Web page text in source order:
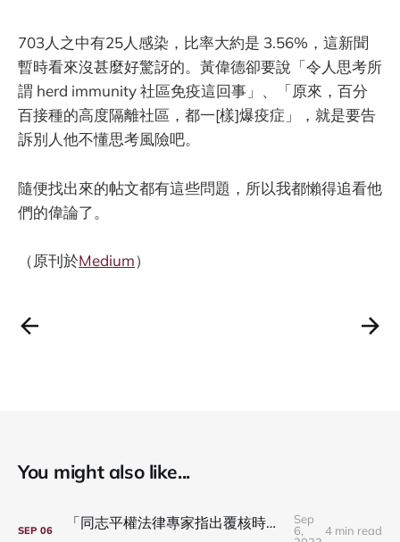
703人之中有25人感染，比率大約是 3.56%，這新聞
暫時看來沒甚麼好驚訝的。黃偉德卻要說「令人思考所
謂 herd immunity 社區免疫這回事」、「原來，百分
百接種的高度隔離社區，都一[樣]爆疫症」，就是要告
訴別人他不懂思考風險吧。
隨便找出來的帖文都有這些問題，所以我都懶得追看他
們的偉論了。
（原刊於Medium）
You might also like...
SEP 06 「同志平權法律專家指出覆核時機過早」的背景
Sep
6,
4 min read